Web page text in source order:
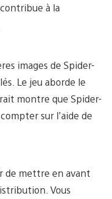
à la
images de Spider-
Le jeu aborde le
montre que Spider-
sur l’aide de
de mettre en avant
Vous